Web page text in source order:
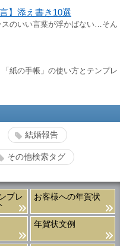
】添え書き10選
のいい言葉が浮かばない…そん
紙の手帳」の使い方とテンプレ
結婚報告
その他検索タグ
プレ
お客様への年賀状
年賀状文例